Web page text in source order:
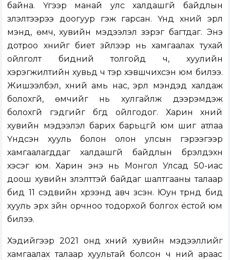
байна. Үүгээр манай улс халдашгүй байдлын
үзүүлэлтээрээ доогуур гэж гарсан. Үүнд хүний эрүүл
мэнд, өмч, хувийн мэдээлэл зэрэг багтдаг. Энэ
дотроо хүнийг биет зүйлээр нь хамгаалах тухай
ойлголт бидний толгойд ч, хуулийн
хэрэгжилтийн хувьд ч тэр хэвшчихсэн юм билээ.
Жишээлбэл, хүний амь нас, эрүүл мэндэд халдаж
болохгүй, өмчийг нь хулгайлж дээрэмдэж
болохгүй гэдгийг бүгд ойлгодог. Харин хүний
хувийн мэдээлэл барих барьцгүй юм шиг атлаа
Үндсэн хууль болон олон улсын гэрээгээр
хамгаалагддаг халдашгүй байдлын бүрэлдэхүүн
хэсэг юм. Харин энэ нь Монгол Улсад 50-иас
доош хувийн үзүүлэлттэй байдаг шалтгааны талаар
бид 11 сэдвийн хүрээнд авч үзсэн. Юун түрүүнд бид
хууль эрх зүйн орчноо тодорхой болгох ёстой юм
билээ.
Хэдийгээр 2021 онд хүний хувийн мэдээллийг
хамгаалах талаар хуультай болсон ч үүний араас